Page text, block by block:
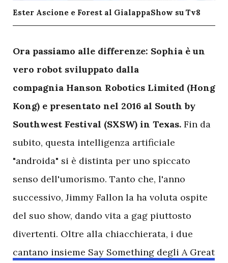
Ester Ascione e Forest al GialappaShow su Tv8
Ora passiamo alle differenze: Sophia è un
vero robot sviluppato dalla
compagnia Hanson Robotics Limited (Hong
Kong) e presentato nel 2016 al South by
Southwest Festival (SXSW) in Texas. Fin da
subito, questa intelligenza artificiale
"androida" si è distinta per uno spiccato
senso dell'umorismo. Tanto che, l'anno
successivo, Jimmy Fallon la ha voluta ospite
del suo show, dando vita a gag piuttosto
divertenti. Oltre alla chiacchierata, i due
cantano insieme Say Something degli A Great